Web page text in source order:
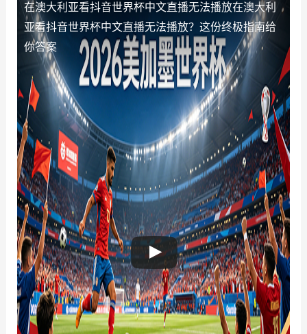
在澳大利亚看抖音世界杯中文直播无法播放在澳大利
亚看抖音世界杯中文直播无法播放？这份终极指南给
你答案